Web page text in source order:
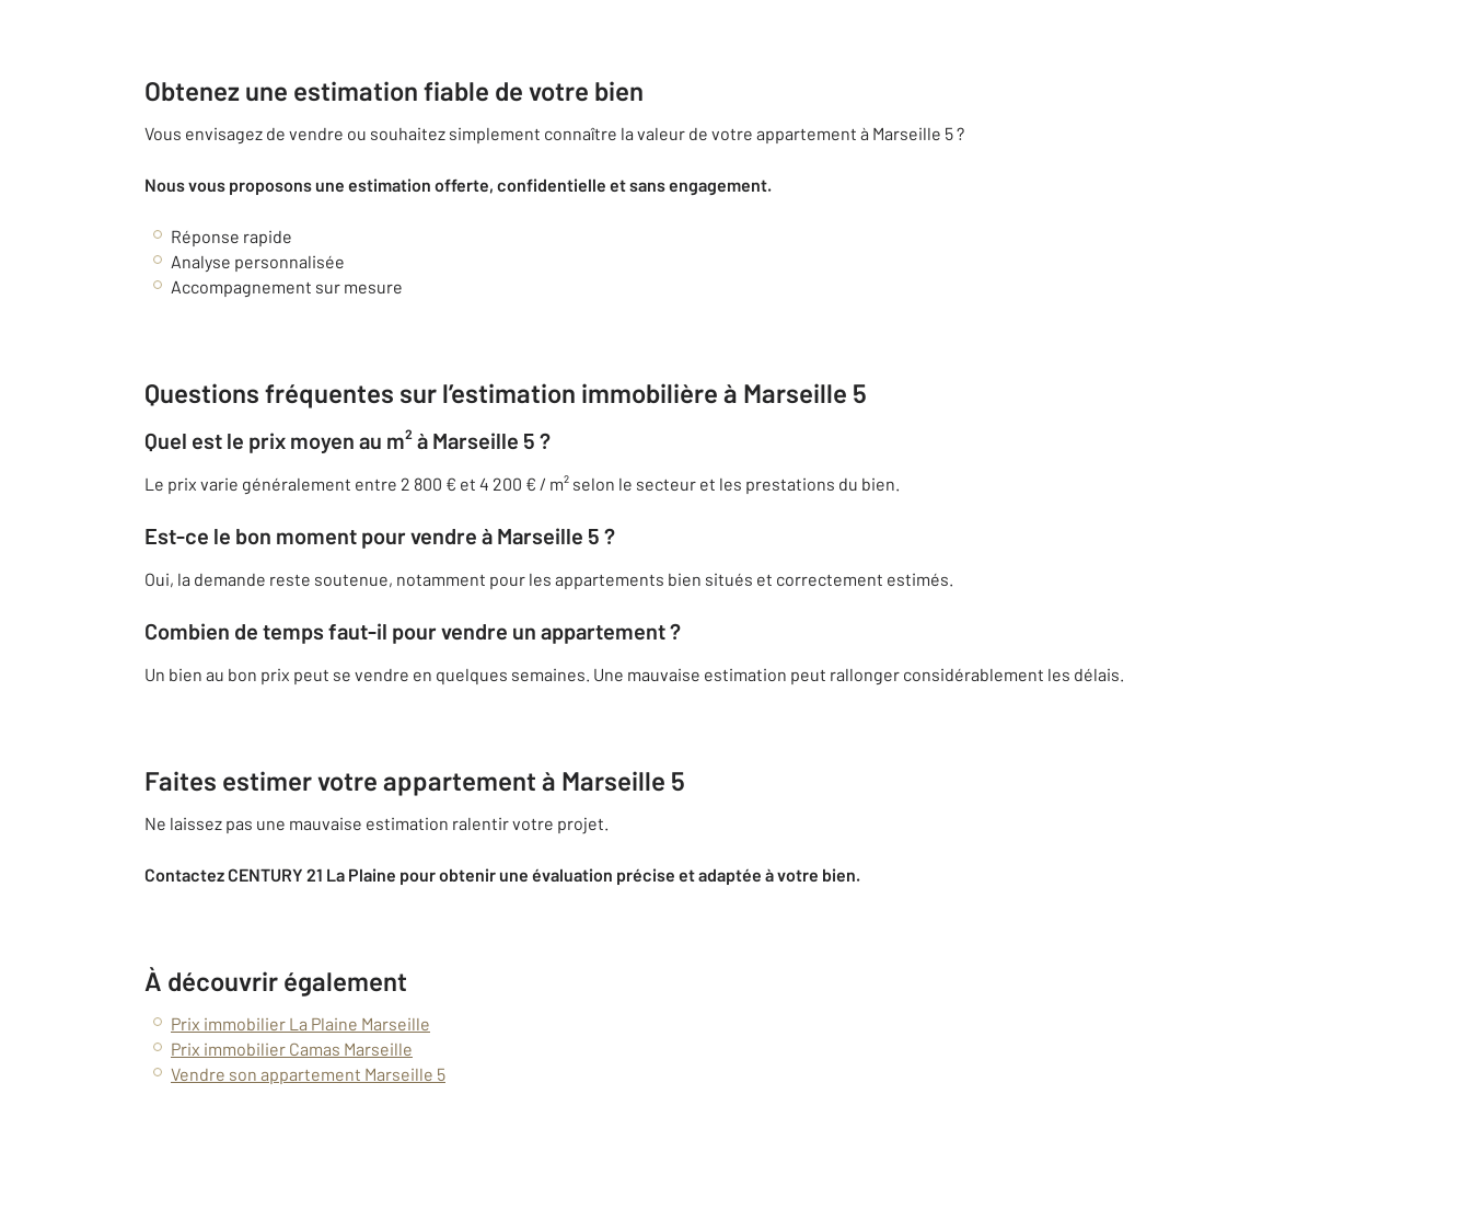
Obtenez une estimation fiable de votre bien
Vous envisagez de vendre ou souhaitez simplement connaître la valeur de votre appartement à Marseille 5 ?
Nous vous proposons une estimation offerte, confidentielle et sans engagement.
Réponse rapide
Analyse personnalisée
Accompagnement sur mesure
Questions fréquentes sur l’estimation immobilière à Marseille 5
Quel est le prix moyen au m² à Marseille 5 ?
Le prix varie généralement entre 2 800 € et 4 200 € / m² selon le secteur et les prestations du bien.
Est-ce le bon moment pour vendre à Marseille 5 ?
Oui, la demande reste soutenue, notamment pour les appartements bien situés et correctement estimés.
Combien de temps faut-il pour vendre un appartement ?
Un bien au bon prix peut se vendre en quelques semaines. Une mauvaise estimation peut rallonger considérablement les délais.
Faites estimer votre appartement à Marseille 5
Ne laissez pas une mauvaise estimation ralentir votre projet.
Contactez CENTURY 21 La Plaine pour obtenir une évaluation précise et adaptée à votre bien.
À découvrir également
Prix immobilier La Plaine Marseille
Prix immobilier Camas Marseille
Vendre son appartement Marseille 5